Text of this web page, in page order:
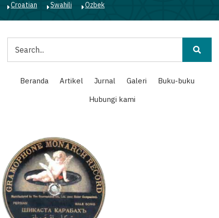
Croatian
Swahili Ozbek
Main
navigation
Beranda Artikel Jurnal Galeri
Buku-buku
Hubungi kami